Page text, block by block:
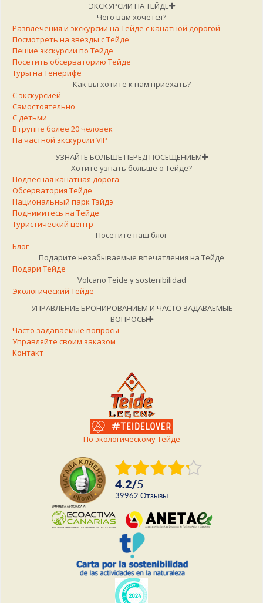
ЭКСКУРСИИ НА ТЕЙДЕ
Чего вам хочется?
Развлечения и экскурсии на Тейде с канатной дорогой
Посмотреть на звезды с Тейде
Пешие экскурсии по Тейде
Посетить обсерваторию Тейде
Туры на Тенерифе
Как вы хотите к нам приехать?
С экскурсией
Самостоятельно
С детьми
В группе более 20 человек
На частной экскурсии VIP
УЗНАЙТЕ БОЛЬШЕ ПЕРЕД ПОСЕЩЕНИЕМ
Хотите узнать больше о Тейде?
Подвесная канатная дорога
Обсерватория Тейде
Национальный парк Тэйдэ
Поднимитесь на Тейде
Туристический центр
Посетите наш блог
Блог
Подарите незабываемые впечатления на Тейде
Подари Тейде
Volcano Teide y sostenibilidad
Экологический Тейде
УПРАВЛЕНИЕ БРОНИРОВАНИЕМ И ЧАСТО ЗАДАВАЕМЫЕ
ВОПРОСЫ
Часто задаваемые вопросы
Управляйте своим заказом
Контакт
По экологическому Тейде
4.2/5
39962 Отзывы